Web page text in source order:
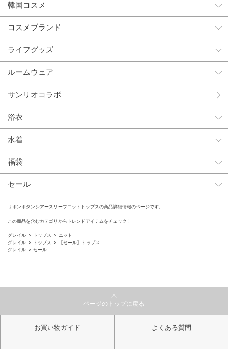
韓国コスメ
コスメブランド
ライフグッズ
ルームウェア
サンリオコラボ
浴衣
水着
福袋
セール
リボンボタンシアースリーブニットトップスの商品詳細情報のページです。
この商品を含むカテゴリからトレンドアイテムをチェック！
グレイル トップス
ニット
グレイル
トップス
【セール】トップス
グレイル
セール
ページのトップに戻る
お買い物ガイド よくある質問